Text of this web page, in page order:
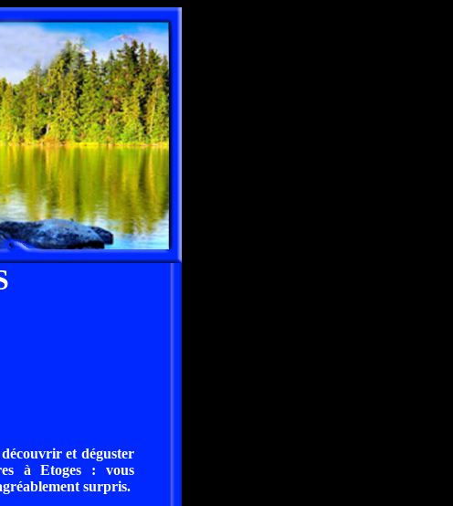
découvrir et déguster
à Etoges : vous
surpris.